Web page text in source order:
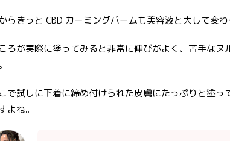
らきっと CBD カーミングバームも美容液と大して変
ろが実際に塗ってみると非常に伸びがよく、苦手なヌ
で試しに下着に締め付けられた皮膚にたっぷりと塗っ
よね。